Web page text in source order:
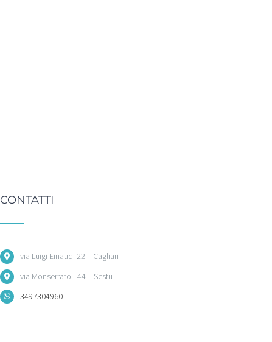
CONTATTI
via Luigi Einaudi 22 – Cagliari
via Monserrato 144 – Sestu
3497304960